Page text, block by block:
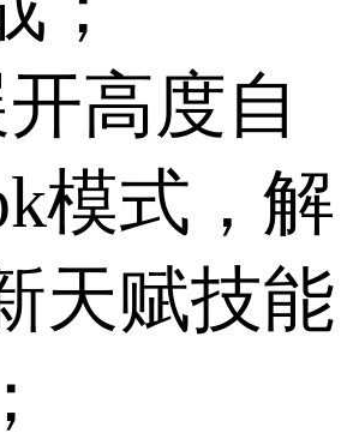
高度自
模式，解
天赋技能